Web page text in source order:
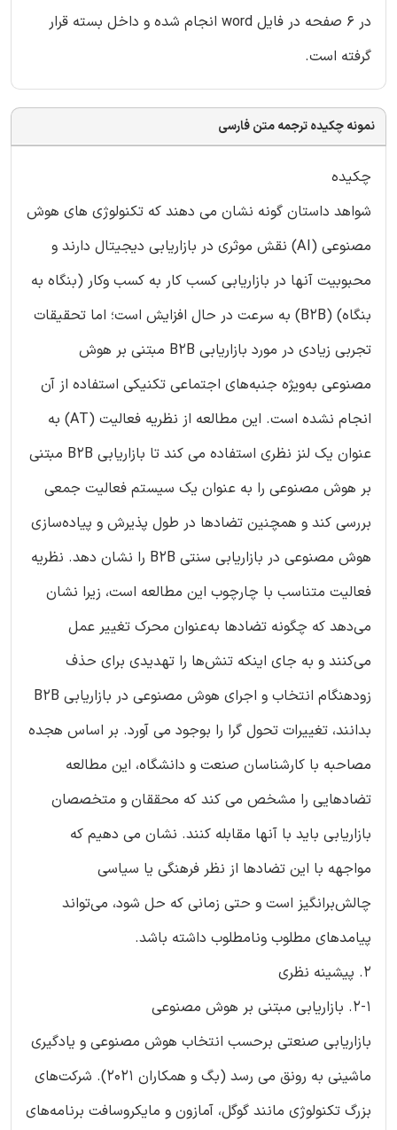
در 6 صفحه در فایل word انجام شده و داخل بسته قرار
گرفته است.
نمونه چکیده ترجمه متن فارسی
چکیده
شواهد داستان گونه نشان می دهند که تکنولوژی های هوش
مصنوعی (AI) نقش موثری در بازاریابی دیجیتال دارند و
محبوبیت آنها در بازاریابی کسب کار به کسب وکار (بنگاه به
بنگاه) (B2B) به سرعت در حال افزایش است؛ اما تحقیقات
تجربی زیادی در مورد بازاریابی B2B مبتنی بر هوش
مصنوعی به‌ویژه جنبه‌های اجتماعی تکنیکی استفاده از آن
انجام نشده است. این مطالعه از نظریه فعالیت (AT) به
عنوان یک لنز نظری استفاده می کند تا بازاریابی B2B مبتنی
بر هوش مصنوعی را به عنوان یک سیستم فعالیت جمعی
بررسی کند و همچنین تضادها در طول پذیرش و پیاده‌سازی
هوش مصنوعی در بازاریابی سنتی B2B را نشان دهد. نظریه
فعالیت متناسب با چارچوب این مطالعه است، زیرا نشان
می‌دهد که چگونه تضادها به‌عنوان محرک تغییر عمل
می‌کنند و به جای اینکه تنش‌ها را تهدیدی برای حذف
زودهنگام انتخاب و اجرای هوش مصنوعی در بازاریابی B2B
بدانند، تغییرات تحول گرا را بوجود می آورد. بر اساس هجده
مصاحبه با کارشناسان صنعت و دانشگاه، این مطالعه
تضادهایی را مشخص می کند که محققان و متخصصان
بازاریابی باید با آنها مقابله کنند. نشان می دهیم که
مواجهه با این تضادها از نظر فرهنگی یا سیاسی
چالش‌برانگیز است و حتی زمانی که حل شود، می‌تواند
پیامدهای مطلوب ونامطلوب داشته باشد.
2. پیشینه نظری
2-1. بازاریابی مبتنی بر هوش مصنوعی
بازاریابی صنعتی برحسب انتخاب هوش مصنوعی و یادگیری
ماشینی به رونق می رسد (بگ و همکاران 2021). شرکت‌های
بزرگ تکنولوژی مانند گوگل، آمازون و مایکروسافت برنامه‌های